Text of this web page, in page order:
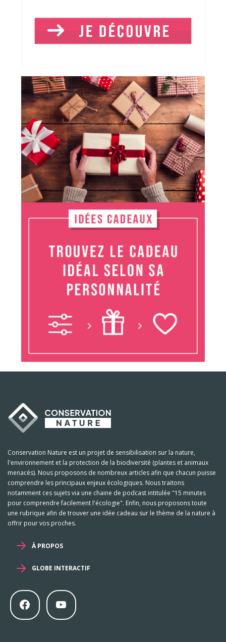
Conservation Nature est un projet de sensibilisation sur la nature,
l'environnement et la protection de la biodiversité (plantes et animaux
menacés). Nous proposons de nombreux articles afin que chacun puisse
comprendre les principaux enjeux écologiques. Nous traitons
notamment ces sujets via une chaine de podcast intitulée "15 minutes
pour comprendre facilement l'écologie". Enfin, nous proposons toute
une rubrique afin de trouver une idée cadeau sur le thème de la nature à
offrir pour vos proches.
À PROPOS
GLOBE INTERACTIF